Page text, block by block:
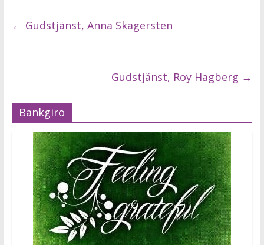
← Gudstjänst, Anna Skagersten
Gudstjänst, Roy Hagberg →
Bankgiro